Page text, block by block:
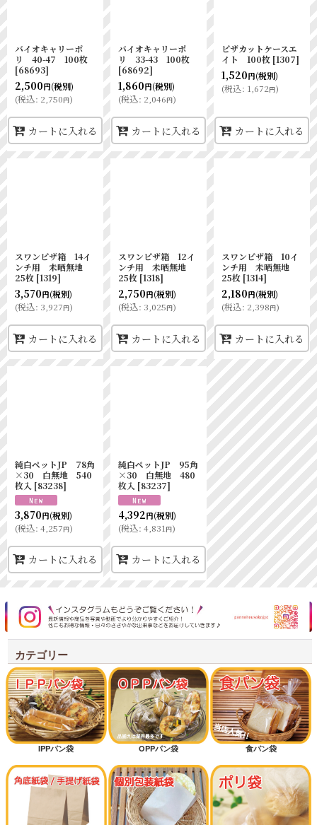
バイオキャリーポ
リ 40-47 100枚
[68693]
2,500円(税別)
(税込: 2,750円)
カートに入れる
バイオキャリーポ
リ 33-43 100枚
[68692]
1,860円(税別)
(税込: 2,046円)
カートに入れる
ピザカットケースエ
イト 100枚 [1307]
1,520円(税別)
(税込: 1,672円)
カートに入れる
スワンピザ箱 14イ
ンチ用 未晒無地
25枚 [1319]
3,570円(税別)
(税込: 3,927円)
カートに入れる
スワンピザ箱 12イ
ンチ用 未晒無地
25枚 [1318]
2,750円(税別)
(税込: 3,025円)
カートに入れる
スワンピザ箱 10イ
ンチ用 未晒無地
25枚 [1314]
2,180円(税別)
(税込: 2,398円)
カートに入れる
純白ペットJP 78角
×30 白無地 540
枚入 [83238]
3,870円(税別)
(税込: 4,257円)
カートに入れる
純白ペットJP 95角
×30 白無地 480
枚入 [83237]
4,392円(税別)
(税込: 4,831円)
カートに入れる
カテゴリー
IPPパン袋 OPPパン袋 食パン袋